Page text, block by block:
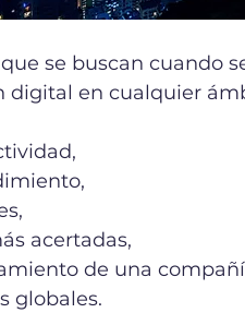
se buscan cuando
digital en cualquier
acertadas,
de una
globales.